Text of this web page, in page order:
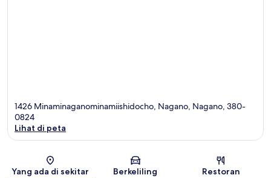
1426 Minaminaganominamiishidocho, Nagano, Nagano, 380-
0824
Lihat di peta
Yang ada di sekitar Berkeliling Restoran